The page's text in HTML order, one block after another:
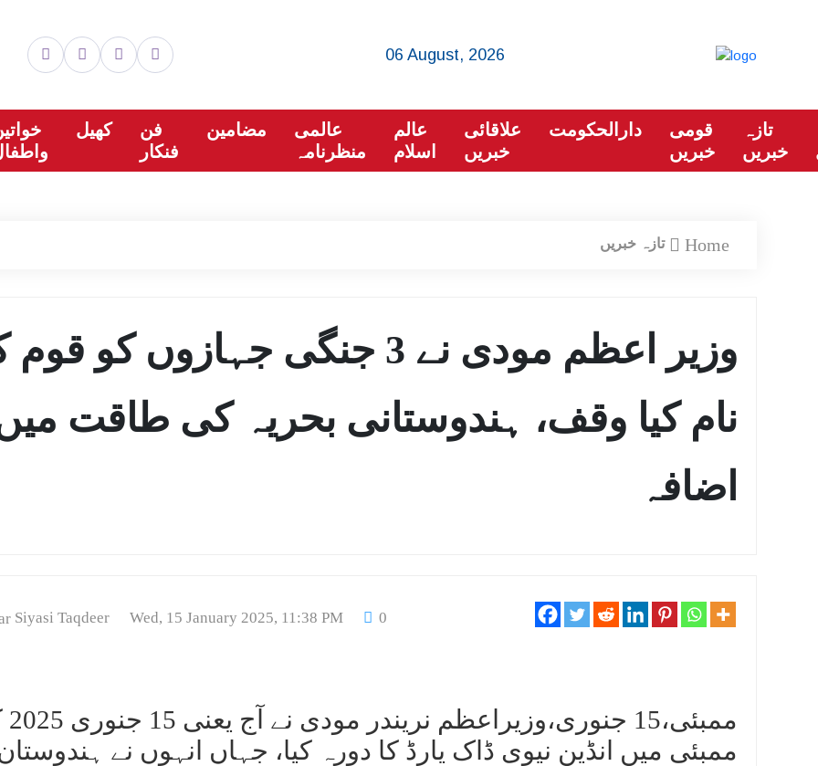
06 August, 2026
تازہ
خبریں
قومی
خبریں
دارالحکومت
علاقائی
خبریں
عالم
اسلام
عالمی
منظرنامہ
مضامین
فن
فنکار
کھیل
Home تازہ خبریں
وزیر اعظم مودی نے 3 جنگی جہازوں کو
نام کیا وقف، ہندوستانی بحریہ کی طاقت
اضافہ
Siyasi Taqdeer Wed, 15 January 2025, 11:38 PM 0
ممبئی میں انڈین نیوی ڈاک یارڈ کا دورہ کیا، جہاں انہوں نے